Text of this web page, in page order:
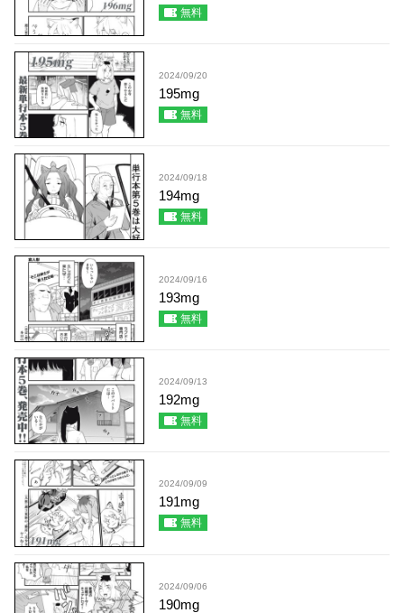
無料
2024/09/20
195mg
無料
2024/09/18
194mg
無料
2024/09/16
193mg
無料
2024/09/13
192mg
無料
2024/09/09
191mg
無料
2024/09/06
190mg